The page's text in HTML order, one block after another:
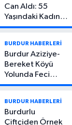
Can Aldı: 55
Yaşındaki Kadın
Hayatını Kaybetti
BURDUR HABERLERİ
Burdur Aziziye-
Bereket Köyü
Yolunda Feci
Kaza: 1 Ölü, 2
BURDUR HABERLERİ
Burdurlu
Çiftçiden Örnek